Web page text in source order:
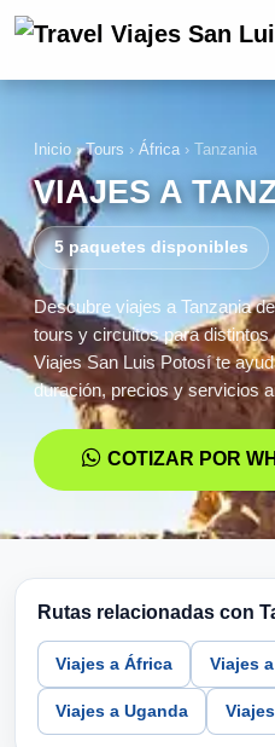
Inicio ›Tours › África › Tanzania
VIAJES A
5 paquetes disponibles
Descubre viajes a Tanzania
tours y circuitos para distintos
Viajes San Luis Potosí te
duración, precios y servicios
COTIZAR POR
Rutas relacionadas con
Viajes a África Viajes
Viajes a Uganda